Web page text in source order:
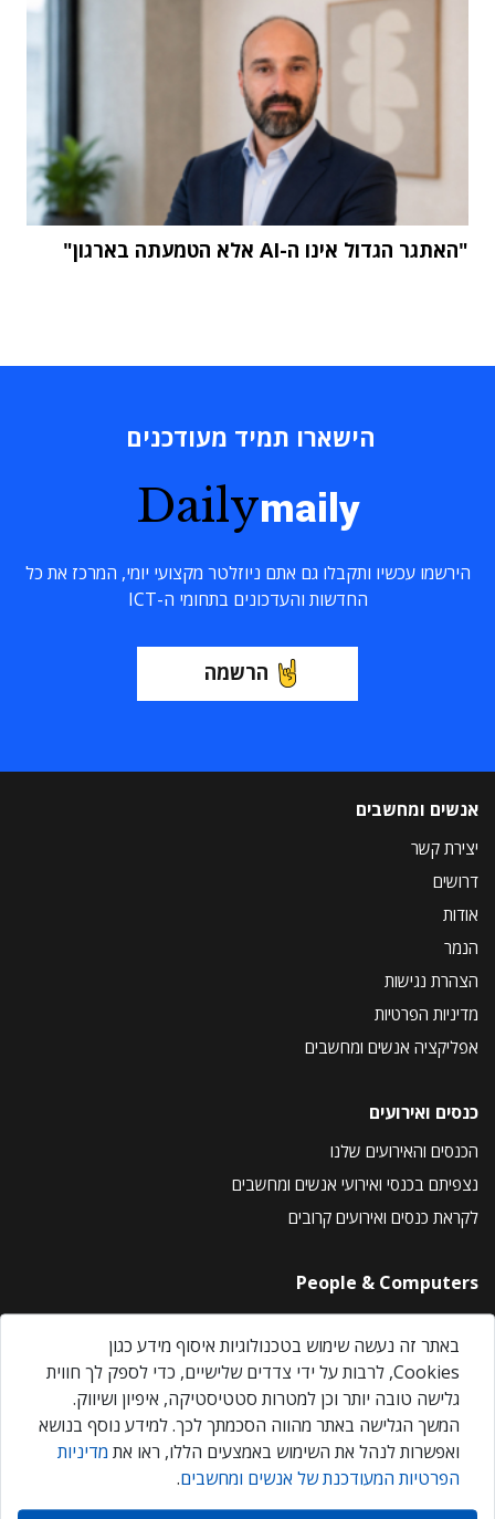
"האתגר הגדול אינו ה-AI אלא הטמעתה בארגון"
הישארו תמיד מעודכנים
Dailymaily
הירשמו עכשיו ותקבלו גם אתם ניוזלטר מקצועי יומי, המרכז את כל
החדשות והעדכונים בתחומי ה-ICT
הרשמה
אנשים ומחשבים
יצירת קשר
דרושים
אודות
הנמר
הצהרת נגישות
מדיניות הפרטיות
אפליקציה אנשים ומחשבים
כנסים ואירועים
הכנסים והאירועים שלנו
נצפיתם בכנסי ואירועי אנשים ומחשבים
לקראת כנסים ואירועים קרובים
People & Computers
About Us
Privacy Policy
Contact Us
Our Events
אנשים ומחשבים © 2026 – כל הזכויות שמורות
באתר זה נעשה שימוש בטכנולוגיות איסוף מידע כגון
Cookies, לרבות על ידי צדדים שלישיים, כדי לספק לך חווית
גלישה טובה יותר וכן למטרות סטטיסטיקה, איפיון ושיווק.
המשך הגלישה באתר מהווה הסכמתך לכך. למידע נוסף בנושא
ואפשרות לנהל את השימוש באמצעים הללו, ראו את מדיניות
הפרטיות המעודכנת של אנשים ומחשבים.